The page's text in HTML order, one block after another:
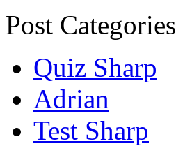
Post Categories
Quiz Sharp
Adrian
Test Sharp